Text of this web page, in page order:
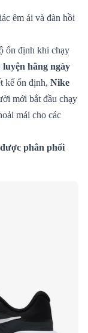
êm ái và đàn hồi
ổn định khi chạy
luyện hằng ngày
kế ổn định, Nike
mới bắt đầu chạy
mái cho các
phân phối